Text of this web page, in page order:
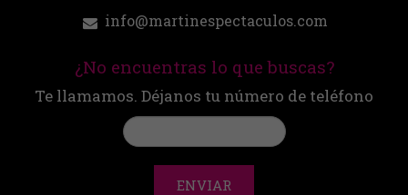
info@martinespectaculos.com
¿No encuentras lo que buscas?
Te llamamos. Déjanos tu número de teléfono
ENVIAR